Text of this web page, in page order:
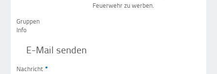
Feuerwehr zu werben.
Gruppen
Info
E-Mail senden
Nachricht *